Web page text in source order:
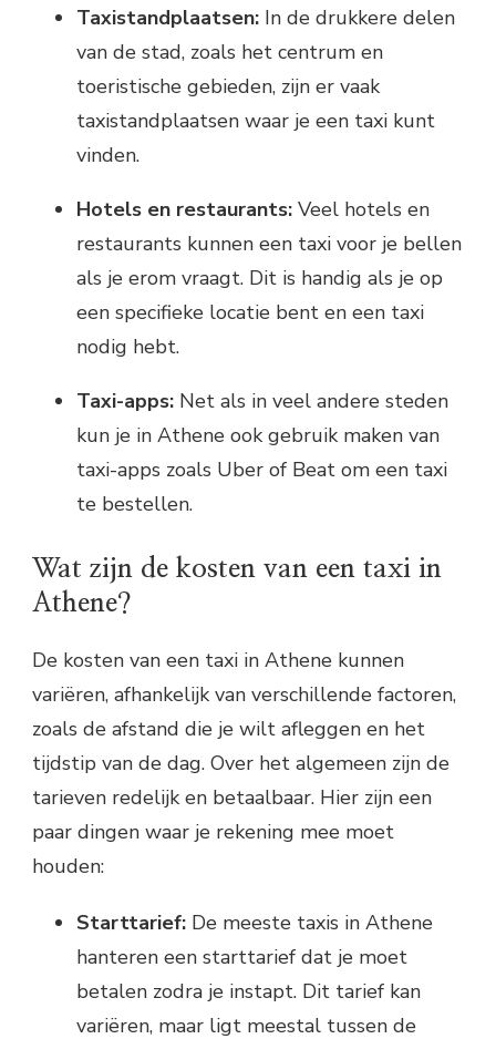
Taxistandplaatsen: In de drukkere delen
van de stad, zoals het centrum en
toeristische gebieden, zijn er vaak
taxistandplaatsen waar je een taxi kunt
vinden.
Hotels en restaurants: Veel hotels en
restaurants kunnen een taxi voor je bellen
als je erom vraagt. Dit is handig als je op
een specifieke locatie bent en een taxi
nodig hebt.
Taxi-apps: Net als in veel andere steden
kun je in Athene ook gebruik maken van
taxi-apps zoals Uber of Beat om een taxi
te bestellen.
Wat zijn de kosten van een taxi in
Athene?
De kosten van een taxi in Athene kunnen
variëren, afhankelijk van verschillende factoren,
zoals de afstand die je wilt afleggen en het
tijdstip van de dag. Over het algemeen zijn de
tarieven redelijk en betaalbaar. Hier zijn een
paar dingen waar je rekening mee moet
houden:
Starttarief: De meeste taxis in Athene
hanteren een starttarief dat je moet
betalen zodra je instapt. Dit tarief kan
variëren, maar ligt meestal tussen de